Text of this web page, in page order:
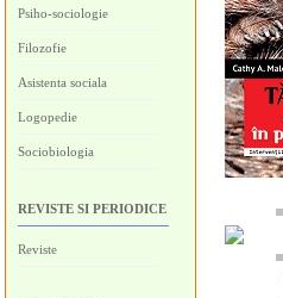
Psiho-sociologie
Filozofie
Asistenta sociala
Logopedie
Sociobiologia
REVISTE SI PERIODICE
Reviste